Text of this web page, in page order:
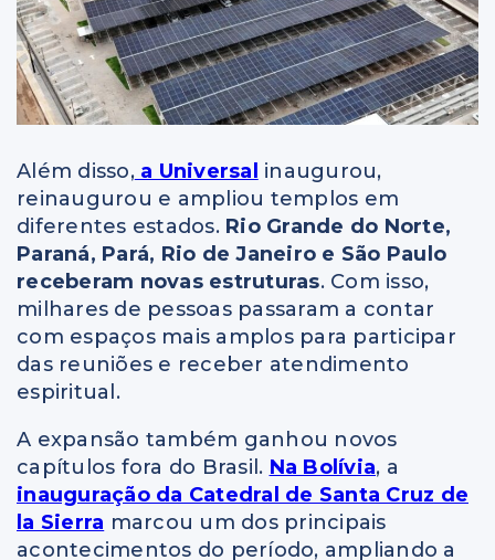
Além disso,a Universal inaugurou,
reinaugurou e ampliou templos em
diferentes estados. Rio Grande do Norte,
Paraná, Pará, Rio de Janeiro e São Paulo
receberam novas estruturas. Com isso,
milhares de pessoas passaram a contar
com espaços mais amplos para participar
das reuniões e receber atendimento
espiritual.
A expansão também ganhou novos
capítulos fora do Brasil. Na Bolívia, a
inauguração da Catedral de Santa Cruz de
la Sierra marcou um dos principais
acontecimentos do período, ampliando a